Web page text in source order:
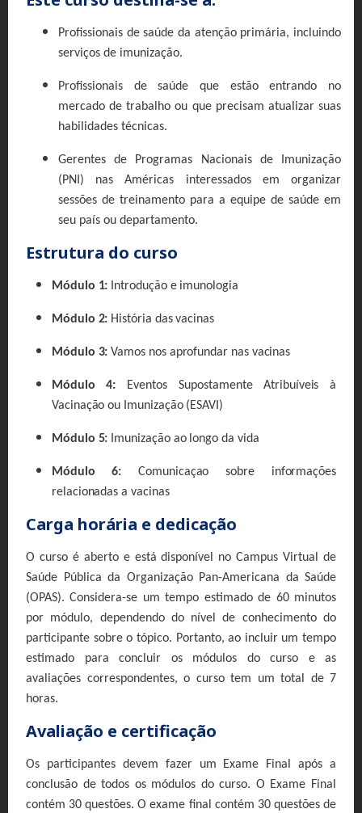
Profissionais de saúde da atenção primária, incluindo
serviços de imunização.
Profissionais de saúde que estão entrando no
mercado de trabalho ou que precisam atualizar suas
habilidades técnicas.
Gerentes de Programas Nacionais de Imunização
(PNI) nas Américas interessados em organizar
sessões de treinamento para a equipe de saúde em
seu país ou departamento.
Estrutura do curso
Módulo 1: Introdução e imunologia
Módulo 2: História das vacinas
Módulo 3:Vamos nos aprofundar nas vacinas
Módulo 4: Eventos Supostamente Atribuíveis à
Vacinação ou Imunização (ESAVI)
Módulo 5: Imunização ao longo da vida
Módulo 6:Comunicaçao sobre informações
relacionadas a vacinas
Carga horária e dedicação
O curso é aberto e está disponível no Campus Virtual de
Saúde Pública da Organização Pan-Americana da Saúde
(OPAS). Considera-se um tempo estimado de 60 minutos
por módulo, dependendo do nível de conhecimento do
participante sobre o tópico. Portanto, ao incluir um tempo
estimado para concluir os módulos do curso e as
avaliações correspondentes, o curso tem um total de 7
horas.
Avaliação e certificação
Os participantes devem fazer um Exame Final após a
conclusão de todos os módulos do curso. O Exame Final
contém 30 questões. O exame final contém 30 questões de